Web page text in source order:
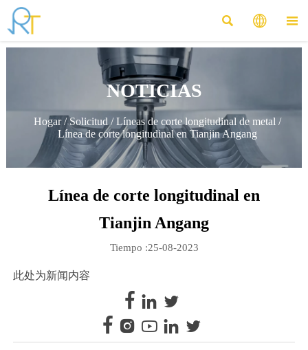
  
NOTICIAS
Hogar/Solicitud /Líneas de corte longitudinal de metal /
Línea de corte longitudinal en Tianjin Angang
Línea de corte longitudinal en
Tianjin Angang
Tiempo :25-08-2023
此处为新闻内容
  
    